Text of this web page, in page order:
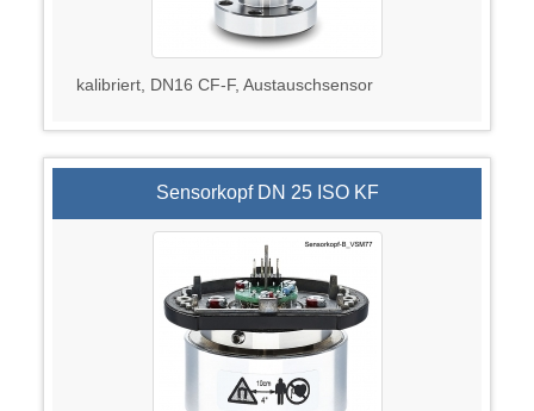
kalibriert, DN16 CF-F, Austauschsensor
Sensorkopf DN 25 ISO KF